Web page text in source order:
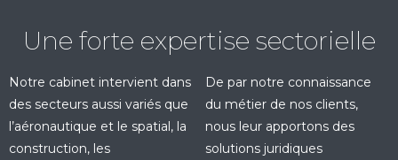
Une forte expertise sectorielle
Notre cabinet intervient dans
des secteurs aussi variés que
l’aéronautique et le spatial, la
construction, les
De par notre connaissance
du métier de nos clients,
nous leur apportons des
solutions juridiques